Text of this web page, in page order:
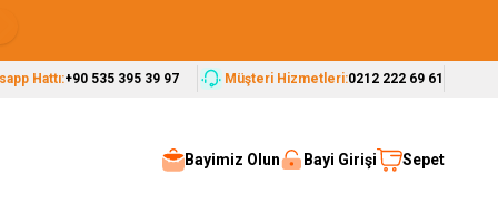
Hattı:+90 535 395 39 97 Müşteri Hizmetleri:0212 222 69 61
Bayimiz Olun Bayi Girişi Sepet